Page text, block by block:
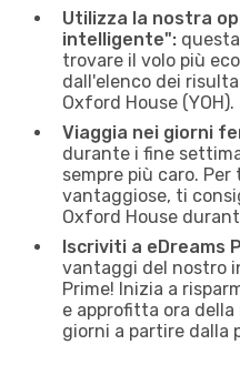
Utilizza la nostra
intelligente":
trovare il volo più
dall'elenco dei
Oxford House (YOH).
Viaggia nei giorni
durante i fine
sempre più caro.
vantaggiose, ti
Oxford House
Iscriviti a eDreams
vantaggi del nostro
Prime! Inizia a
e approfitta ora
giorni a partire dalla